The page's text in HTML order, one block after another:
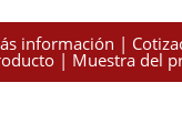
información |
| Muestra del